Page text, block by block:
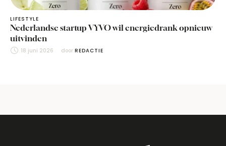
LIFESTYLE
Nederlandse startup VYVO wil energiedrank opnieuw
uitvinden
18 juni 2026 door REDACTIE